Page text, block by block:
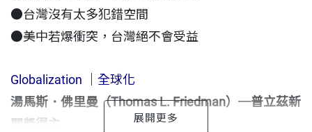
見》雜誌發表的20位國際大師採訪專文，收錄成書，
以〈全球化與地緣政治〉、〈疫後新局〉、〈人文視
卜睿哲（Richard C. Bush）、佛里曼（Thomas L. Fri
edman）、傅高義（Ezra Feivel Vogel）、漢尼斯（J
ohn L. Hennessy）、麥晉桁（John J. Mack）、羅
●台灣沒有太多犯錯空間
●美中若爆衝突，台灣絕不會受益
Globalization ｜全球化
湯馬斯．佛里曼（Thomas L. Friedman）─普立茲新
聞獎得主